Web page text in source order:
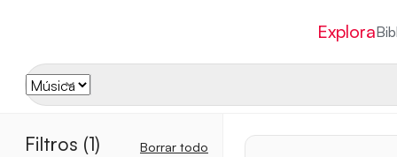
Explora
Filtros (1) Borrar todo